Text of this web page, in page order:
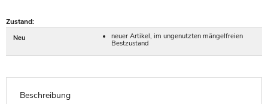
Zustand:
Neu
neuer Artikel, im ungenutzten mängelfreien
Bestzustand
Beschreibung